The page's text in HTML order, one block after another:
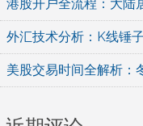
港股开户全流程：大陆
外汇技术分析：K线锤
美股交易时间全解析：